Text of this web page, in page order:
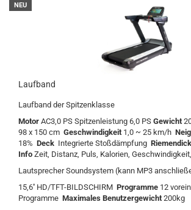
NEU
Laufband
Laufband der Spitzenklasse
Motor AC3,0 PS Spitzenleistung 6,0 PS Gewicht
98 x 150 cm Geschwindigkeit1,0 ~ 25 km/h
18% Deck Integrierte Stoßdämpfung
Info Zeit, Distanz, Puls, Kalorien,
Lautsprecher Soundsystem (kann MP3
15,6'' HD/TFT-BILDSCHIRM Programme 12
Programme Maximales Benutzergewicht200kg